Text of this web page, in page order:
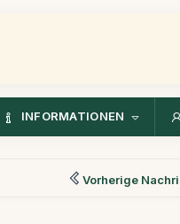
INFORMATIONEN
Vorherige